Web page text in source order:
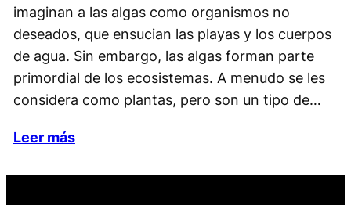
imaginan a las algas como organismos no
deseados, que ensucian las playas y los cuerpos
de agua. Sin embargo, las algas forman parte
primordial de los ecosistemas. A menudo se les
considera como plantas, pero son un tipo de…
Leer más